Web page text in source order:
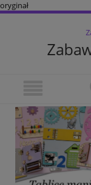
oryginał